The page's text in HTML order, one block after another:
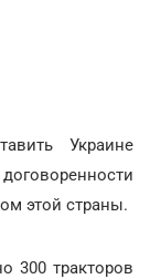
Украине
этой страны.
300 тракторов